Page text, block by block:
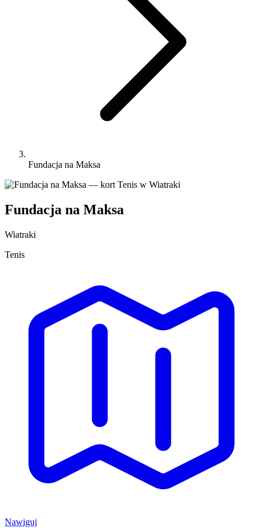
Fundacja na Maksa
Fundacja na Maksa
Wiatraki
Tenis
Nawiguj